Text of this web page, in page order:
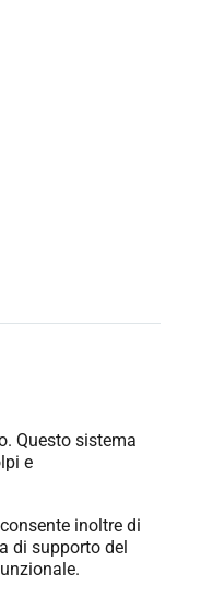
Questo sistema
e
inoltre di
di supporto del